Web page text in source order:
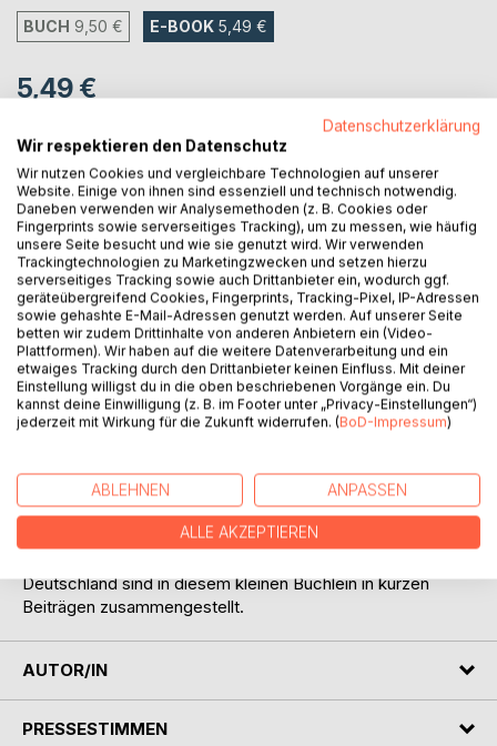
BUCH 9,50 € E-BOOK 5,49 €
5,49 €
sofort verfügbar als Download
IN DEN WARENKORB
Auf die Merkliste
Titel bewerten
BESCHREIBUNG
Wissenswertes, Anekdotisches und bei Opernbesuchen
Deutschland sind in diesem kleinen Büchlein in kurzen
Beiträgen zusammengestellt.
AUTOR/IN
PRESSESTIMMEN
Datenschutzerklärung
Wir respektieren den Datenschutz
Wir nutzen Cookies und vergleichbare Technologien auf unserer
Website. Einige von ihnen sind essenziell und technisch notwendig.
Daneben verwenden wir Analysemethoden (z. B. Cookies oder
Fingerprints sowie serverseitiges Tracking), um zu messen, wie häufig
unsere Seite besucht und wie sie genutzt wird. Wir verwenden
Trackingtechnologien zu Marketingzwecken und setzen hierzu
serverseitiges Tracking sowie auch Drittanbieter ein, wodurch ggf.
geräteübergreifend Cookies, Fingerprints, Tracking-Pixel, IP-Adressen
sowie gehashte E-Mail-Adressen genutzt werden. Auf unserer Seite
betten wir zudem Drittinhalte von anderen Anbietern ein (Video-
Plattformen). Wir haben auf die weitere Datenverarbeitung und ein
etwaiges Tracking durch den Drittanbieter keinen Einfluss. Mit deiner
Einstellung willigst du in die oben beschriebenen Vorgänge ein. Du
kannst deine Einwilligung (z. B. im Footer unter „Privacy-Einstellungen“)
jederzeit mit Wirkung für die Zukunft widerrufen. (BoD-Impressum)
ABLEHNEN ANPASSEN
ALLE AKZEPTIEREN